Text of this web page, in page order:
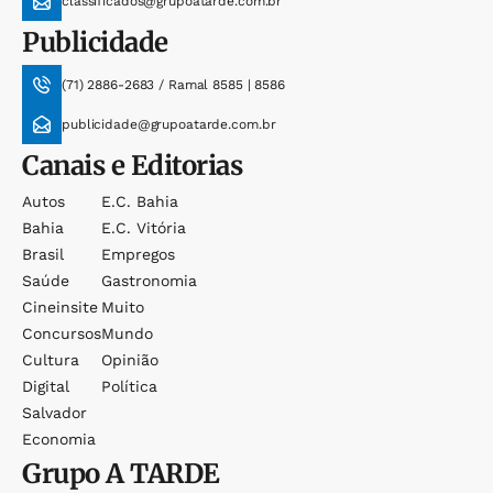
Publicidade
(71) 2886-2683 / Ramal 8585 | 8586
publicidade@grupoatarde.com.br
Canais e Editorias
Autos
Bahia
Brasil
Saúde
Cineinsite
Concursos
Cultura
Digital
Salvador
Economia
E.c. Bahia
E.c. Vitória
Empregos
Gastronomia
Muito
Mundo
Opinião
Política
GrupoA TARDE